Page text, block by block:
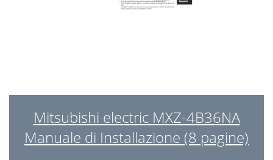
Mitsubishi electric MXZ-4B36NA
Manuale di Installazione (8 pagine)